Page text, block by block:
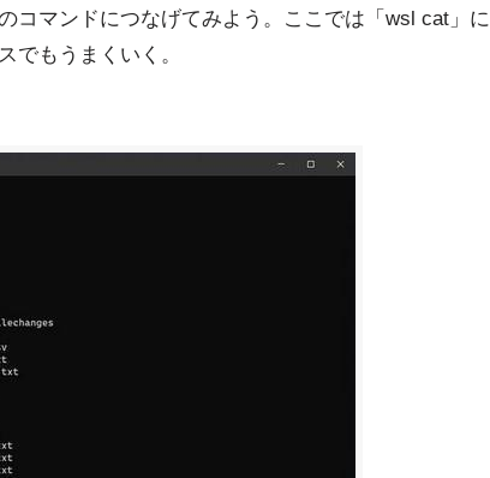
コマンドにつなげてみよう。ここでは「wsl cat」に
でもうまくいく。